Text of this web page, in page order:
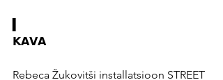
𝗞𝗔𝗩𝗔
Rebeca Žukovitši installatsioon STREET